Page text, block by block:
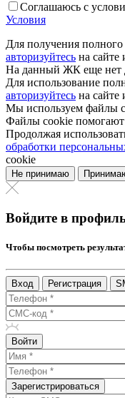
Соглашаюсь с
Условия
Для получения полного
авторизуйтесь на сайте
На данный ЖК еще нет
Для использование
авторизуйтесь на сайте
Мы используем файлы
Файлы cookie помогают
Продолжая
обработки
cookie
Не принимаю
Войдите в
Чтобы посмотреть
Вход Регистрация
Войти
Зарегистрироваться